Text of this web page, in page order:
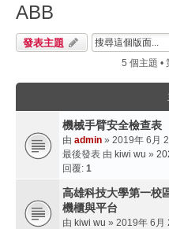
ABB
發表主題
5 個主題 •
機械手臂安全檢查表
由 admin » 2019年 6月
最後發表 由 kiwi wu »
回覆: 1
高雄科技大學第一校
機櫃與平台
由 kiwi wu » 2019年 6月